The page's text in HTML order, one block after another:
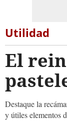
Utilidad
El
Destaque la
y útiles elementos